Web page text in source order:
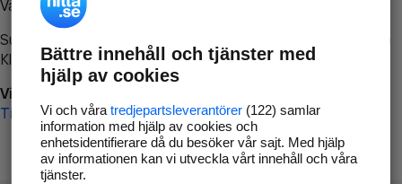
Vänligen försök med följande:
Surfa till
Klicka påTillbaka-knappen i webbläsaren och försök igen
Vi beklagar besväret!
Till startsidan
Bättre innehåll och tjänster med
hjälp av cookies
Vi och våra tredjepartsleverantörer(122) samlar
information med hjälp av cookies och
enhetsidentifierare då du besöker vår sajt. Med hjälp
av informationen kan vi utveckla vårt innehåll och våra
tjänster.